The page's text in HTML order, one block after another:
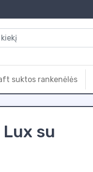
suktos rankenėlės
su